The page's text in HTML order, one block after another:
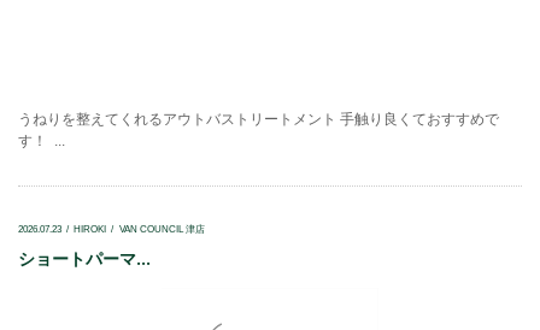
うねりを整えてくれるアウトバストリートメント 手触り良くておすすめで
す！ ...
2026.07.23 HIROKI VAN COUNCIL 津店
ショートパーマ...